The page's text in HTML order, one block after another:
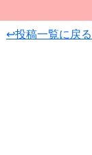
↩投稿一覧に戻る